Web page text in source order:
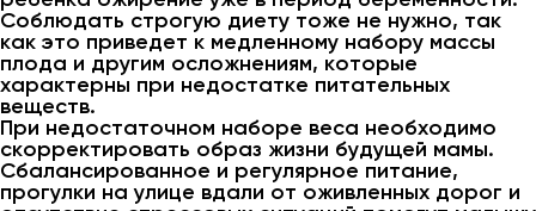
Соблюдать строгую диету тоже не нужно, так
как это приведет к медленному набору массы
плода и другим осложнениям, которые
характерны при недостатке питательных
веществ.
При недостаточном наборе веса необходимо
скорректировать образ жизни будущей мамы.
Сбалансированное и регулярное питание,
прогулки на улице вдали от оживленных дорог и